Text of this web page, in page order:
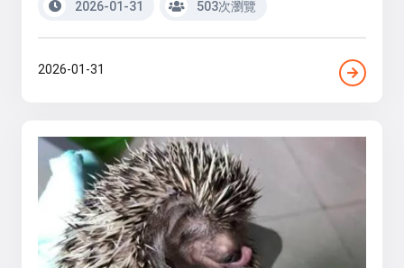
2026-01-31 503次瀏覽
2026-01-31